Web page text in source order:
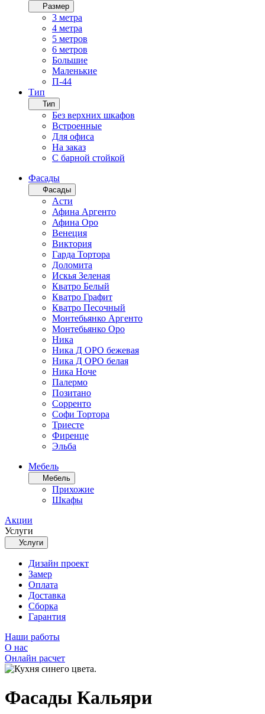
Размер
3 метра
4 метра
5 метров
6 метров
Большие
Маленькие
П-44
Тип
Тип
Без верхних шкафов
Встроенные
Для офиса
На заказ
С барной стойкой
Фасады
Фасады
Асти
Афина Аргенто
Афина Оро
Венеция
Виктория
Гарда Тортора
Доломита
Искья Зеленая
Кватро Белый
Кватро Графит
Кватро Песочный
Монтебьянко Аргенто
Монтебьянко Оро
Ника
Ника Д ОРО бежевая
Ника Д ОРО белая
Ника Ноче
Палермо
Позитано
Сорренто
Софи Тортора
Триесте
Фиренце
Эльба
Мебель
Мебель
Прихожие
Шкафы
Акции
Услуги
Услуги
Дизайн проект
Замер
Оплата
Доставка
Сборка
Гарантия
Наши работы
О нас
Онлайн расчет
Фасады Кальяри